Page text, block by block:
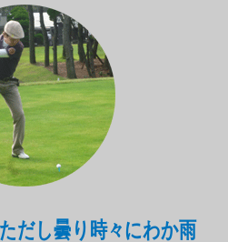
ただし曇り時々にわか雨